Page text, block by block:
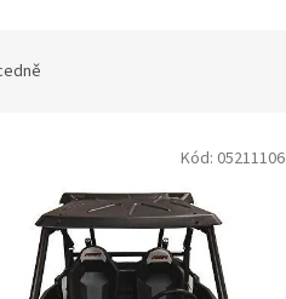
Kód: 05211106